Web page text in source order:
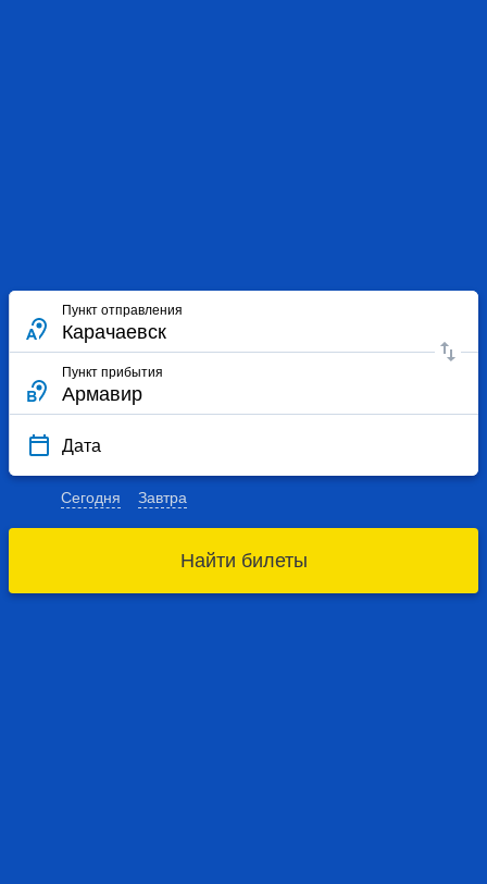
Пункт отправления
Пункт прибытия
Дата
Сегодня Завтра
Найти билеты